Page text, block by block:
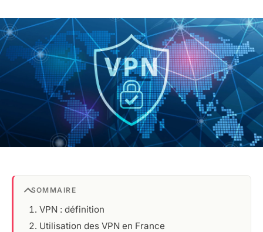
SOMMAIRE
VPN : définition
Utilisation des VPN en France